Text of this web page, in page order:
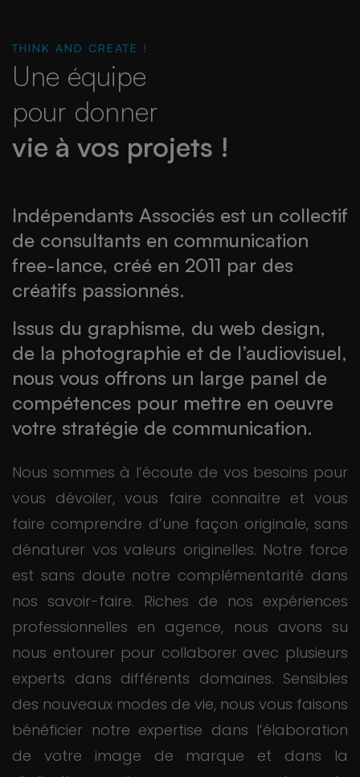
THINK AND CREATE !
Une équipe
pour donner
vie à vos projets !
Indépendants Associés est un collectif
de consultants en communication
free-lance, créé en 2011 par des
créatifs passionnés.
Issus du graphisme, du web design,
de la photographie et de l’audiovisuel,
nous vous offrons un large panel de
compétences pour mettre en oeuvre
votre stratégie de communication.
Nous sommes à l’écoute de vos besoins pour
vous dévoiler, vous faire connaitre et vous
faire comprendre d’une façon originale, sans
dénaturer vos valeurs originelles. Notre force
est sans doute notre complémentarité dans
nos savoir-faire. Riches de nos expériences
professionnelles en agence, nous avons su
nous entourer pour collaborer avec plusieurs
experts dans différents domaines. Sensibles
des nouveaux modes de vie, nous vous faisons
bénéficier notre expertise dans l’élaboration
de votre image de marque et dans la